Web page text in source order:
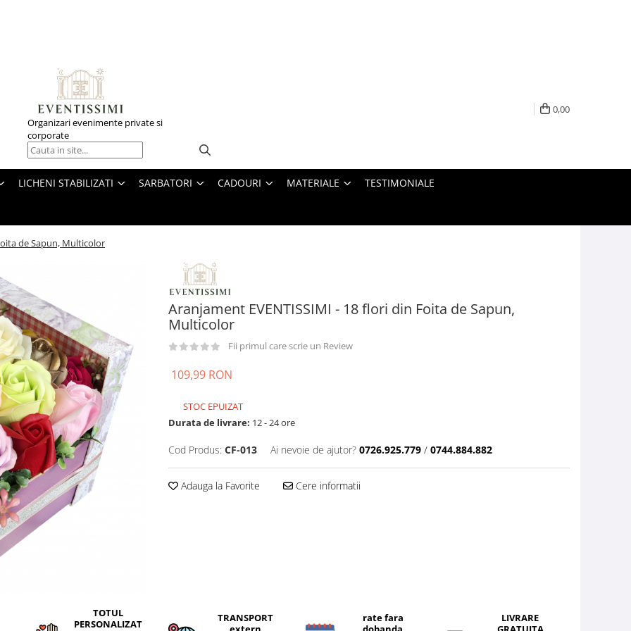
Organizari evenimente private si
corporate
0,00
LICHENI STABILIZATI SARBATORI CADOURI MATERIALE TESTIMONIALE
de Sapun, Multicolor
Aranjament EVENTISSIMI - 18 flori din Foita de Sapun,
Multicolor
Fii primul care scrie un Review
109,99 RON
STOC EPUIZAT
Durata de livrare: 12 - 24 ore
Cod Produs: CF-013 Ai nevoie de ajutor? 0726.925.779 / 0744.884.882
Adauga la Favorite Cere informatii
TOTUL
PERSONALIZAT
TRANSPORT
rate fara
LIVRARE